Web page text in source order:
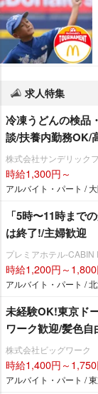
求人特集
冷凍うどんの検品
談/扶養内勤務OK/
株式会社サンデリック
時給1,300円～
アルバイト・パート /
「5時〜11時まで
は終了!/主婦歓迎
プレミアホテル-CABIN
時給1,200円～
アルバイト・パート /
未経験OK!東京ド
ワーク歓迎/髪色自
株式会社ビッグワーク
時給1,400円～
アルバイト・パート /